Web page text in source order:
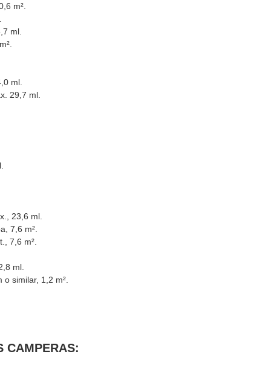
m².
ml.
ml.
29,7 ml.
23,6 ml.
7,6 m².
7,6 m².
ml.
similar, 1,2 m².
CAMPERAS: